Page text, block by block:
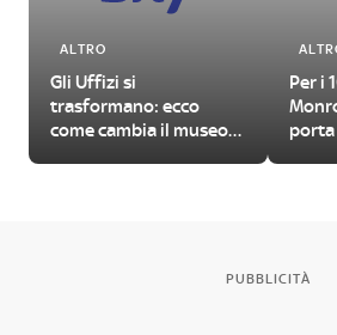
ALTRO
Gli Uffizi si
trasformano: ecco
come cambia il museo
Per i
porta
PUBBLICITÀ